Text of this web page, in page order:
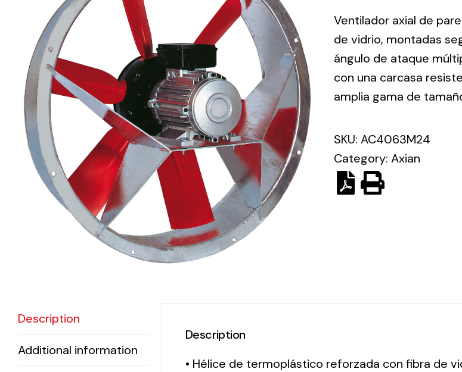
eléctrico.
Lighting and
Electrical
Equipment
Complete
solutions in
lighting and
electrical
material for
each project
Ventilation
The
incorporation of
meant a greater
offer of
ventilation
products for
Ventilador axial de
de vidrio, montadas
ángulo de ataque
con una carcasa
amplia gama de
SKU: AC4063M24
Category: Axian
Description
Additional information
Description
• Hélice de termoplástico reforzada con fibra de